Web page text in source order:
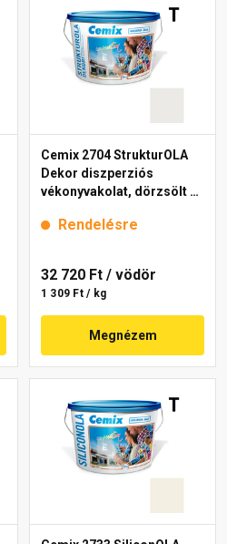
Cemix 2704 StrukturOLA
Dekor diszperziós
vékonyvakolat, dörzsölt 2
Rendelésre
32 720 Ft / vödör
1 309 Ft / kg
Megnézem